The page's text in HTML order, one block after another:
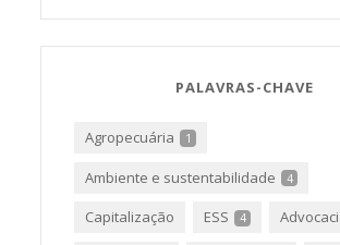
PALAVRAS-CHAVE
Agropecuária 1
Ambiente e sustentabilidade 4
Capitalização ESS 4